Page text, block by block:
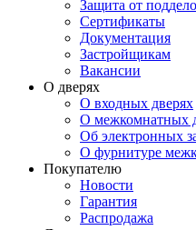
Защита от
Сертификаты
Документация
Застройщикам
Вакансии
О дверях
О входных дверях
О межкомнатных
Об электронных
О фурнитуре
Покупателю
Новости
Гарантия
Распродажа